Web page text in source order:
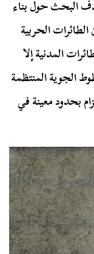
البحث حول بناء
الحربية
المدنية إلا
الجوية المنتظمة
بحدود معينة في